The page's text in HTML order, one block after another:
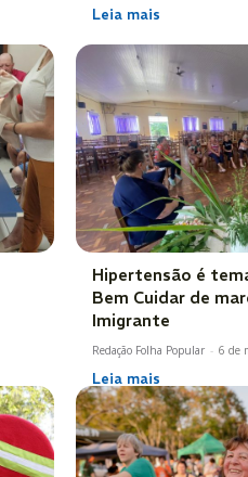
Leia mais
Hipertensão é
Bem Cuidar de
Imigrante
Redação Folha Popular - 6 de
Leia mais